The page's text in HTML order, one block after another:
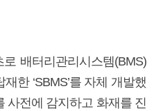
배터리관리시스템(BMS)
한 ‘SBMS’를 자체 개발했
사전에 감지하고 화재를 진